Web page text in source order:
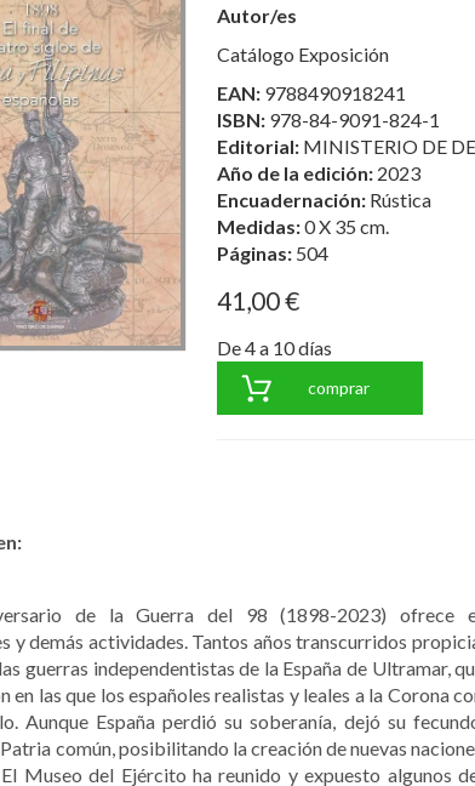
Autor/es
Catálogo Exposición
EAN: 9788490918241
ISBN: 978-84-9091-824-1
Editorial: MINISTERIO DE
Año de la edición: 2023
Encuadernación: Rústica
Medidas:0 X 35 cm.
Páginas: 504
41,00 €
De 4 a 10 días
comprar
de la Guerra del 98 (1898-2023) ofrece
y demás actividades. Tantos años transcurridos
guerras independentistas de la España de Ultramar,
en las que los españoles realistas y leales a la Corona
Aunque España perdió su soberanía, dejó su
común, posibilitando la creación de nuevas
Museo del Ejército ha reunido y expuesto algunos